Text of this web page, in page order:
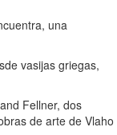
una
vasijas griegas,
Fellner, dos
de arte de Vlaho